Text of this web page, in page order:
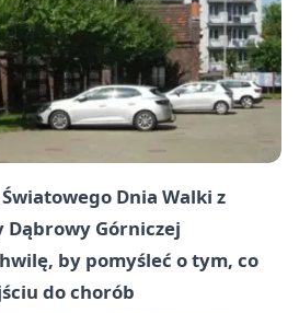
Dnia Walki z
Dąbrowy Górniczej
by pomyśleć o tym, co
do chorób